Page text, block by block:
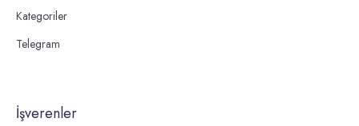
Kategoriler
Telegram
İşverenler